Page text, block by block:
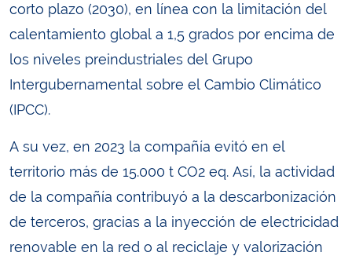
corto plazo (2030), en línea con la limitación del
calentamiento global a 1,5 grados por encima de
los niveles preindustriales del Grupo
Intergubernamental sobre el Cambio Climático
(IPCC).
A su vez, en 2023 la compañía evitó en el
territorio más de 15.000 t CO2 eq. Así, la actividad
de la compañía contribuyó a la descarbonización
de terceros, gracias a la inyección de electricidad
renovable en la red o al reciclaje y valorización